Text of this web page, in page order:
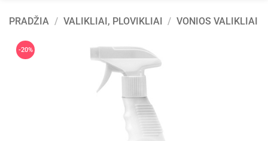
PRADŽIA / VALIKLIAI, PLOVIKLIAI / VONIOS VALIKLIAI
-20%